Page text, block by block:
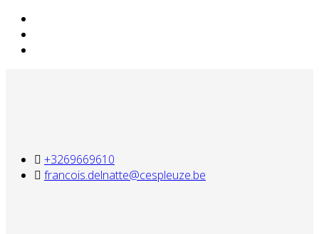
+3269669610
francois.delnatte@cespleuze.be